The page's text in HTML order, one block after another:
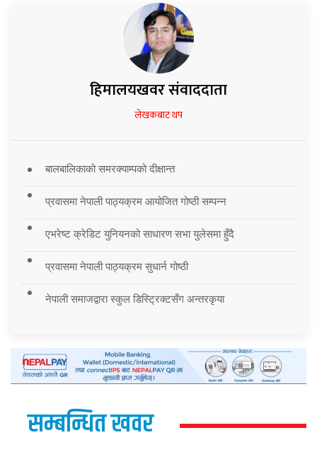
हिमालयखवर संवाददाता
लेखकबाट थप
बालबालिकाको समरक्याम्पको दीक्षान्त
प्रवासमा नेपाली पाठ्यक्रम आयोजित गोष्ठी सम्पन्न
एभरेष्ट क्रेडिट युनियनको साधारण सभा युलेसमा हुँदै
प्रवासमा नेपाली पाठ्यक्रम सुधार्न गोष्ठी
नेपाली समाजद्वारा स्कुल डिस्ट्रिक्टसँग अन्तरकृया
सम्बन्धित खवर